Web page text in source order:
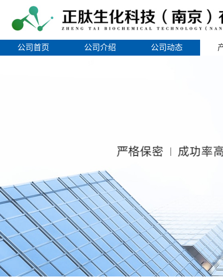
公司首页 公司介绍 公司动态